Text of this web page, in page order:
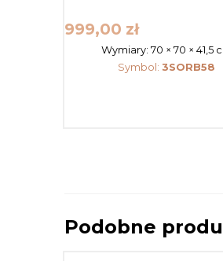
999,00 zł
Wymiary: 70 × 70 × 41,5
Symbol:3SORB58
Podobne